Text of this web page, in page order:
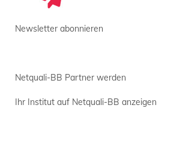
Newsletter abonnieren
Netquali-BB Partner werden
Ihr Institut auf Netquali-BB anzeigen